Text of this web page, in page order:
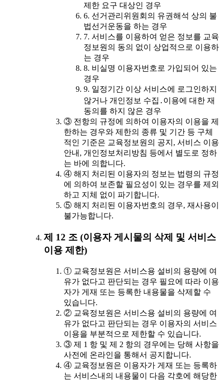
제한 요구 대상인 경우
6. 선거관리위원회의 유권해석 상의 불
법선거운동을 하는 경우
7. 서비스를 이용하여 얻은 정보를 교육
정보원의 동의 없이 상업적으로 이용하
는 경우
8. 비실명 이용자번호로 가입되어 있는
경우
9. 일정기간 이상 서비스에 로그인하지
않거나 개인정보 수집․이용에 대한 재
동의를 하지 않은 경우
③ 전항의 규정에 의하여 이용자의 이용을 제
한하는 경우와 제한의 종류 및 기간 등 구체
적인 기준은 교육정보원의 공지, 서비스 이용
안내, 개인정보처리방침 등에서 별도로 정하
는 바에 의합니다.
④ 해지 처리된 이용자의 정보는 법령의 규정
에 의하여 보존할 필요성이 있는 경우를 제외
하고 지체 없이 파기합니다.
⑤ 해지 처리된 이용자번호의 경우, 재사용이
불가능합니다.
제 12 조 (이용자 게시물의 삭제 및 서비스
이용 제한)
① 교육정보원은 서비스용 설비의 용량에 여
유가 없다고 판단되는 경우 필요에 따라 이용
자가 게재 또는 등록한 내용물을 삭제할 수
있습니다.
② 교육정보원은 서비스용 설비의 용량에 여
유가 없다고 판단되는 경우 이용자의 서비스
이용을 부분적으로 제한할 수 있습니다.
③ 제 1 항 및 제 2 항의 경우에는 당해 사항을
사전에 온라인을 통해서 공지합니다.
④ 교육정보원은 이용자가 게재 또는 등록하
는 서비스내의 내용물이 다음 각호에 해당한